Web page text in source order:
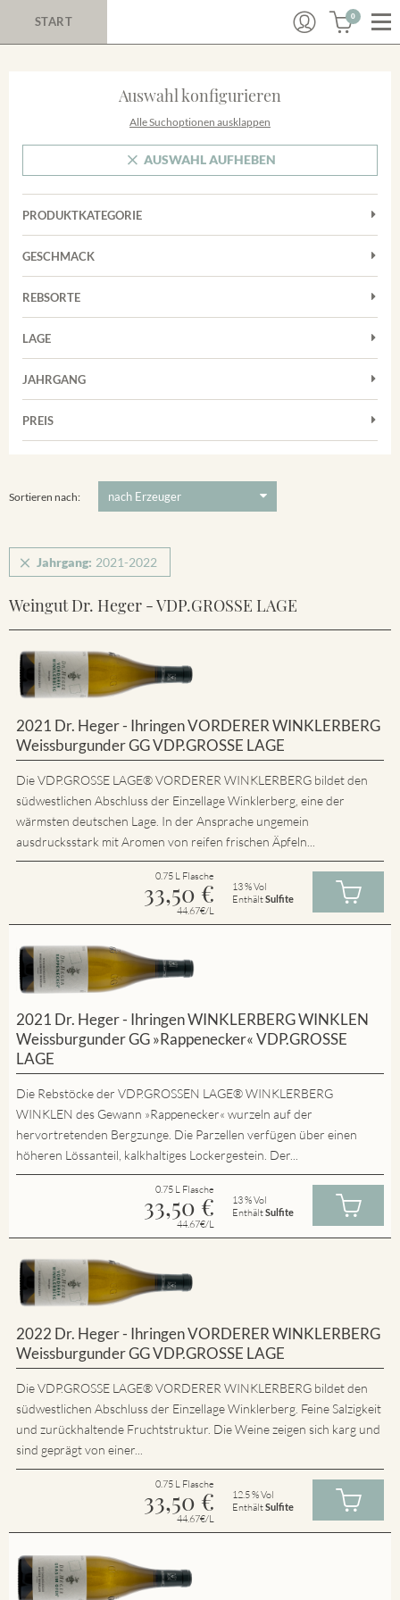
START 0
Auswahl konfigurieren
Alle Suchoptionen ausklappen
AUSWAHL AUFHEBEN
PRODUKTKATEGORIE
Cuvées
Rosé
Weißwein
GESCHMACK
Trocken
REBSORTE
Chardonnay
Grauburgunder
Riesling
LAGE
Achkarrer Schlossberg
Vorderer Winklerberg
Winklerberg Hinter Winklen
JAHRGANG
PREIS
Sortieren nach:
Jahrgang: 2021-2022
Weingut Dr. Heger - VDP.GROSSE LAGE
2021 Dr. Heger - Ihringen VORDERER WINKLERBERG
Weissburgunder GG VDP.GROSSE LAGE
Die VDP.GROSSE LAGE® VORDERER WINKLERBERG bildet den
südwestlichen Abschluss der Einzellage Winklerberg, eine der
wärmsten deutschen Lage. In der Ansprache ungemein
ausdrucksstark mit Aromen von reifen frischen Äpfeln...
0.75 L Flasche
33,50 €
44.67€/L
13 % Vol
EnthältSulfite
2021 Dr. Heger - Ihringen WINKLERBERG WINKLEN
Weissburgunder GG »Rappenecker« VDP.GROSSE
LAGE
Die Rebstöcke der VDP.GROSSEN LAGE® WINKLERBERG
WINKLEN des Gewann »Rappenecker« wurzeln auf der
hervortretenden Bergzunge. Die Parzellen verfügen über einen
höheren Lössanteil, kalkhaltiges Lockergestein. Der...
0.75 L Flasche
33,50 €
44.67€/L
13 % Vol
EnthältSulfite
2022 Dr. Heger - Ihringen VORDERER WINKLERBERG
Weissburgunder GG VDP.GROSSE LAGE
Die VDP.GROSSE LAGE® VORDERER WINKLERBERG bildet den
südwestlichen Abschluss der Einzellage Winklerberg. Feine Salzigkeit
und zurückhaltende Fruchtstruktur. Die Weine zeigen sich karg und
sind geprägt von einer...
0.75 L Flasche
33,50 €
44.67€/L
12.5 % Vol
EnthältSulfite